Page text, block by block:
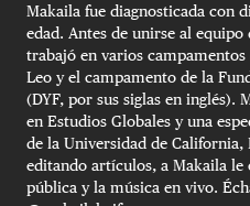
Makaila fue diagnosticada con
edad. Antes de unirse al equipo
trabajó en varios
Leo y el campamento de la
(DYF, por sus siglas en inglés).
en Estudios Globales y una
de la Universidad de California,
editando artículos, a Makaila le
pública y la música en vivo.